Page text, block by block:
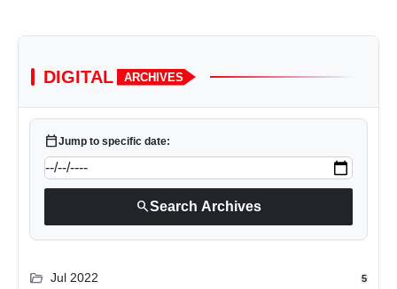
DIGITAL ARCHIVES
calendar_todayJump to specific date:
searchSearch Archives
folder_open Jul 2022 5